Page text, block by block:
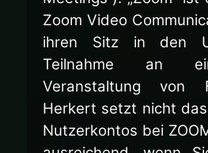
Zoom Video
ihren Sitz in den
Teilnahme an
Veranstaltung von
Herkert setzt nicht
Nutzerkontos bei